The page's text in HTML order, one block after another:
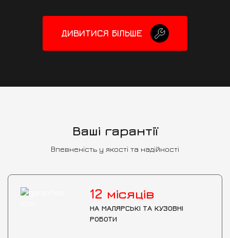
ДИВИТИСЯ БІЛЬШЕ
Ваші гарантії
Впевненість у якості та надійності
12 місяців
НА МАЛЯРСЬКІ ТА КУЗОВНІ
РОБОТИ